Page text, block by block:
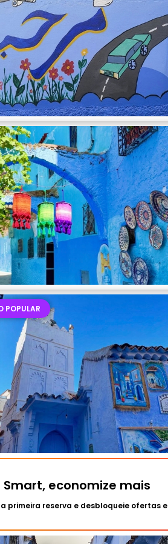
POPULAR
Smart, economize mais
primeira reserva e desbloqueie ofertas